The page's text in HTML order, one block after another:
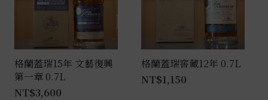
格蘭蓋瑞15年 文藝復興
第一章 0.7L
NT$3,600
格蘭蓋瑞窖藏12年 0.7L
NT$1,150